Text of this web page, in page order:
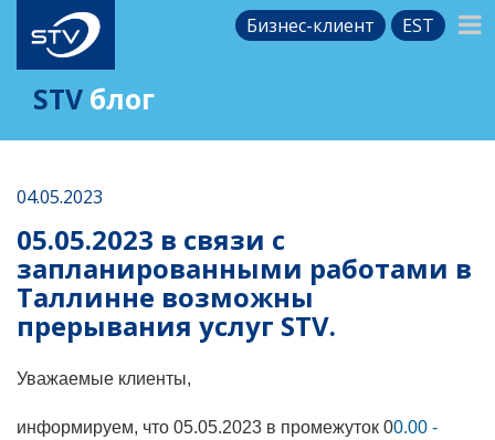
Бизнес-клиент EST
STV блог
04.05.2023
05.05.2023 в связи с
запланированными работами в
Таллинне возможны
прерывания услуг STV.
Уважаемые клиенты,
информируем, что 05.05.2023 в промежуток 00.00 -